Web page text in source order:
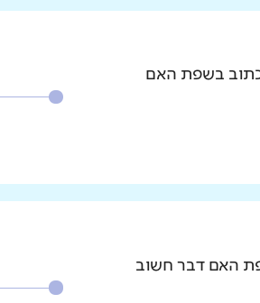
בשפת האם
האם דבר חשוב